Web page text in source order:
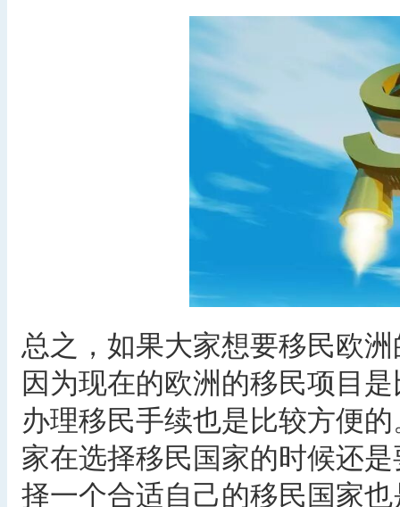
总之，如果大家想要移民欧
因为现在的欧洲的移民项目
办理移民手续也是比较方便
家在选择移民国家的时候还
择一个合适自己的移民国家